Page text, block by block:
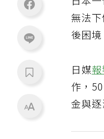
日本
無法
後困境
日媒
作，
金與